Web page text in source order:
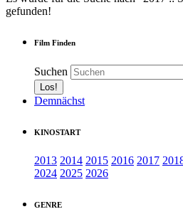
gefunden!
Film Finden
Suchen
Demnächst
KINOSTART
2013 2014 2015 2016 2017
2024 2025 2026
GENRE